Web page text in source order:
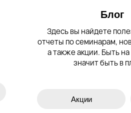
Блог
Здесь вы найдете
отчеты по семинарам,
а также акции. Быть
значит быть в
Акции